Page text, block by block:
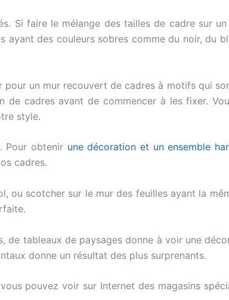
Si faire le mélange des tailles de cadre sur
des couleurs sobres comme du noir, du
un mur recouvert de cadres à motifs qui
de cadres avant de commencer à les fixer.
style.
Pour obtenir une décoration et un ensemble
cadres.
ou scotcher sur le mur des feuilles ayant la
tableaux de paysages donne à voir une
donne un résultat des plus surprenants.
pouvez voir sur Internet des magasins